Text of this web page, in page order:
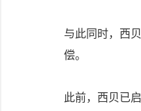
与此同时，西
偿。
此前，西贝已